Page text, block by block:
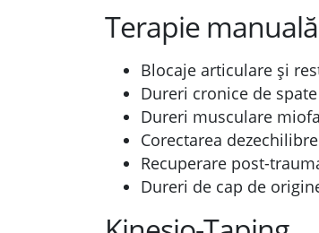
Terapie
Blocaje articulare și
Dureri cronice de
Dureri musculare
Corectarea
Recuperare post-
Dureri de cap de